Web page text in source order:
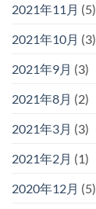
2021年11月 (5)
2021年10月 (3)
2021年9月 (3)
2021年8月 (2)
2021年3月 (3)
2021年2月 (1)
2020年12月 (5)